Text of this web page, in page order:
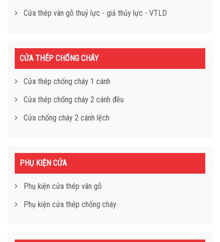
Cửa thép vân gỗ thuỷ lực - giả thủy lực - VTLD
CỬA THÉP CHỐNG CHÁY
Cửa thép chống cháy 1 cánh
Cửa thép chống cháy 2 cánh đều
Cửa chống cháy 2 cánh lệch
PHỤ KIỆN CỬA
Phụ kiện cửa thép vân gỗ
Phụ kiện cửa thép chống cháy